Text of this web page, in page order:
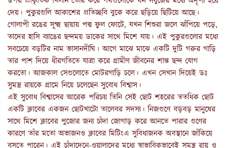
দেয়। পুকুরগুলি আকাশের প্রতিচ্ছবি বুকে করে ছড়িয়ে ছিটিয়ে আছে।
গোলাপী রঙের সূক্ষ্ম ছায়ায় পদ্ম ফুল ফোটে, যখন শিশুরা জলে ঝাঁপিয়ে পড়ে,
তাদের হাসি ব্যাঙের ছন্দময় ডাকের সাথে মিশে যায়। এই পুকুরগুলোর মধ্যে
সবচেয়ে বড়টির নাম ভাসানদীঘি। আগে মাঝে মাঝে একটি দুটি গরুর গাড়ি
তার পাশ দিয়ে ধীরগতিতে যাত্রা করে গ্রামীণ জীবনের শান্ত ছন্দ যোগ
করতো। আজকাল সেগুলোতে মোটরগাড়ি চলে। এখন সেখান দিয়েই ডঃ
সুমন্ত্র রায়কে গ্রামে নিয়ে চলেছেন সুবোধ বিশ্বাস।
এই সুবোধ বিশ্বাসের আরেক পরিচয় তিনি সেই ছোট শহরের ততধিক ছোট
একটি ক্লাবের একজন ছোটখাটো তালেবর সদস্য। নিজগুণে বড়বড় মানুষের
সাথে মিশে ক্লাবের পুজোর জন্য চাঁদা জোগাড় করে আনতে পারার গুণের
কারণে তাঁর মতো অভাজনও ক্লাবের মিটিংএ সুবিধাজনক অবস্থানে জাঁকিয়ে